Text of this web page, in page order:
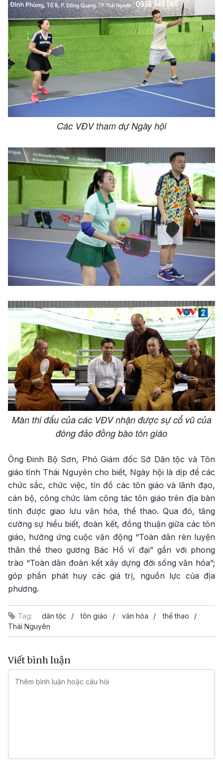
Các VĐV tham dự Ngày hội
Màn thi đấu của các VĐV nhận được sự cổ vũ của
đông đảo đồng bào tôn giáo
Ông Đinh Bộ Sơn, Phó Giám đốc Sở Dân tộc và Tôn
giáo tỉnh Thái Nguyên cho biết, Ngày hội là dịp để các
chức sắc, chức việc, tín đồ các tôn giáo và lãnh đạo,
cán bộ, công chức làm công tác tôn giáo trên địa bàn
tỉnh được giao lưu văn hóa, thể thao. Qua đó, tăng
cường sự hiểu biết, đoàn kết, đồng thuận giữa các tôn
giáo, hưởng ứng cuộc vận động “Toàn dân rèn luyện
thân thể theo gương Bác Hồ vĩ đại” gắn với phong
trào “Toàn dân đoàn kết xây dựng đời sống văn hóa”;
góp phần phát huy các giá trị, nguồn lực của địa
phương.
Tag: dân tộc tôn giáo văn hóa
thể thao
Thái Nguyên
Viết bình luận